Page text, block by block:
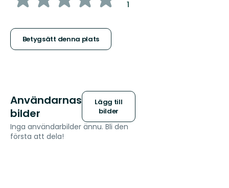
stjärnor
Betygsätt denna plats
1:
Användarnas
bilder
Lägg till
bilder
Inga användarbilder ännu. Bli den
första att dela!